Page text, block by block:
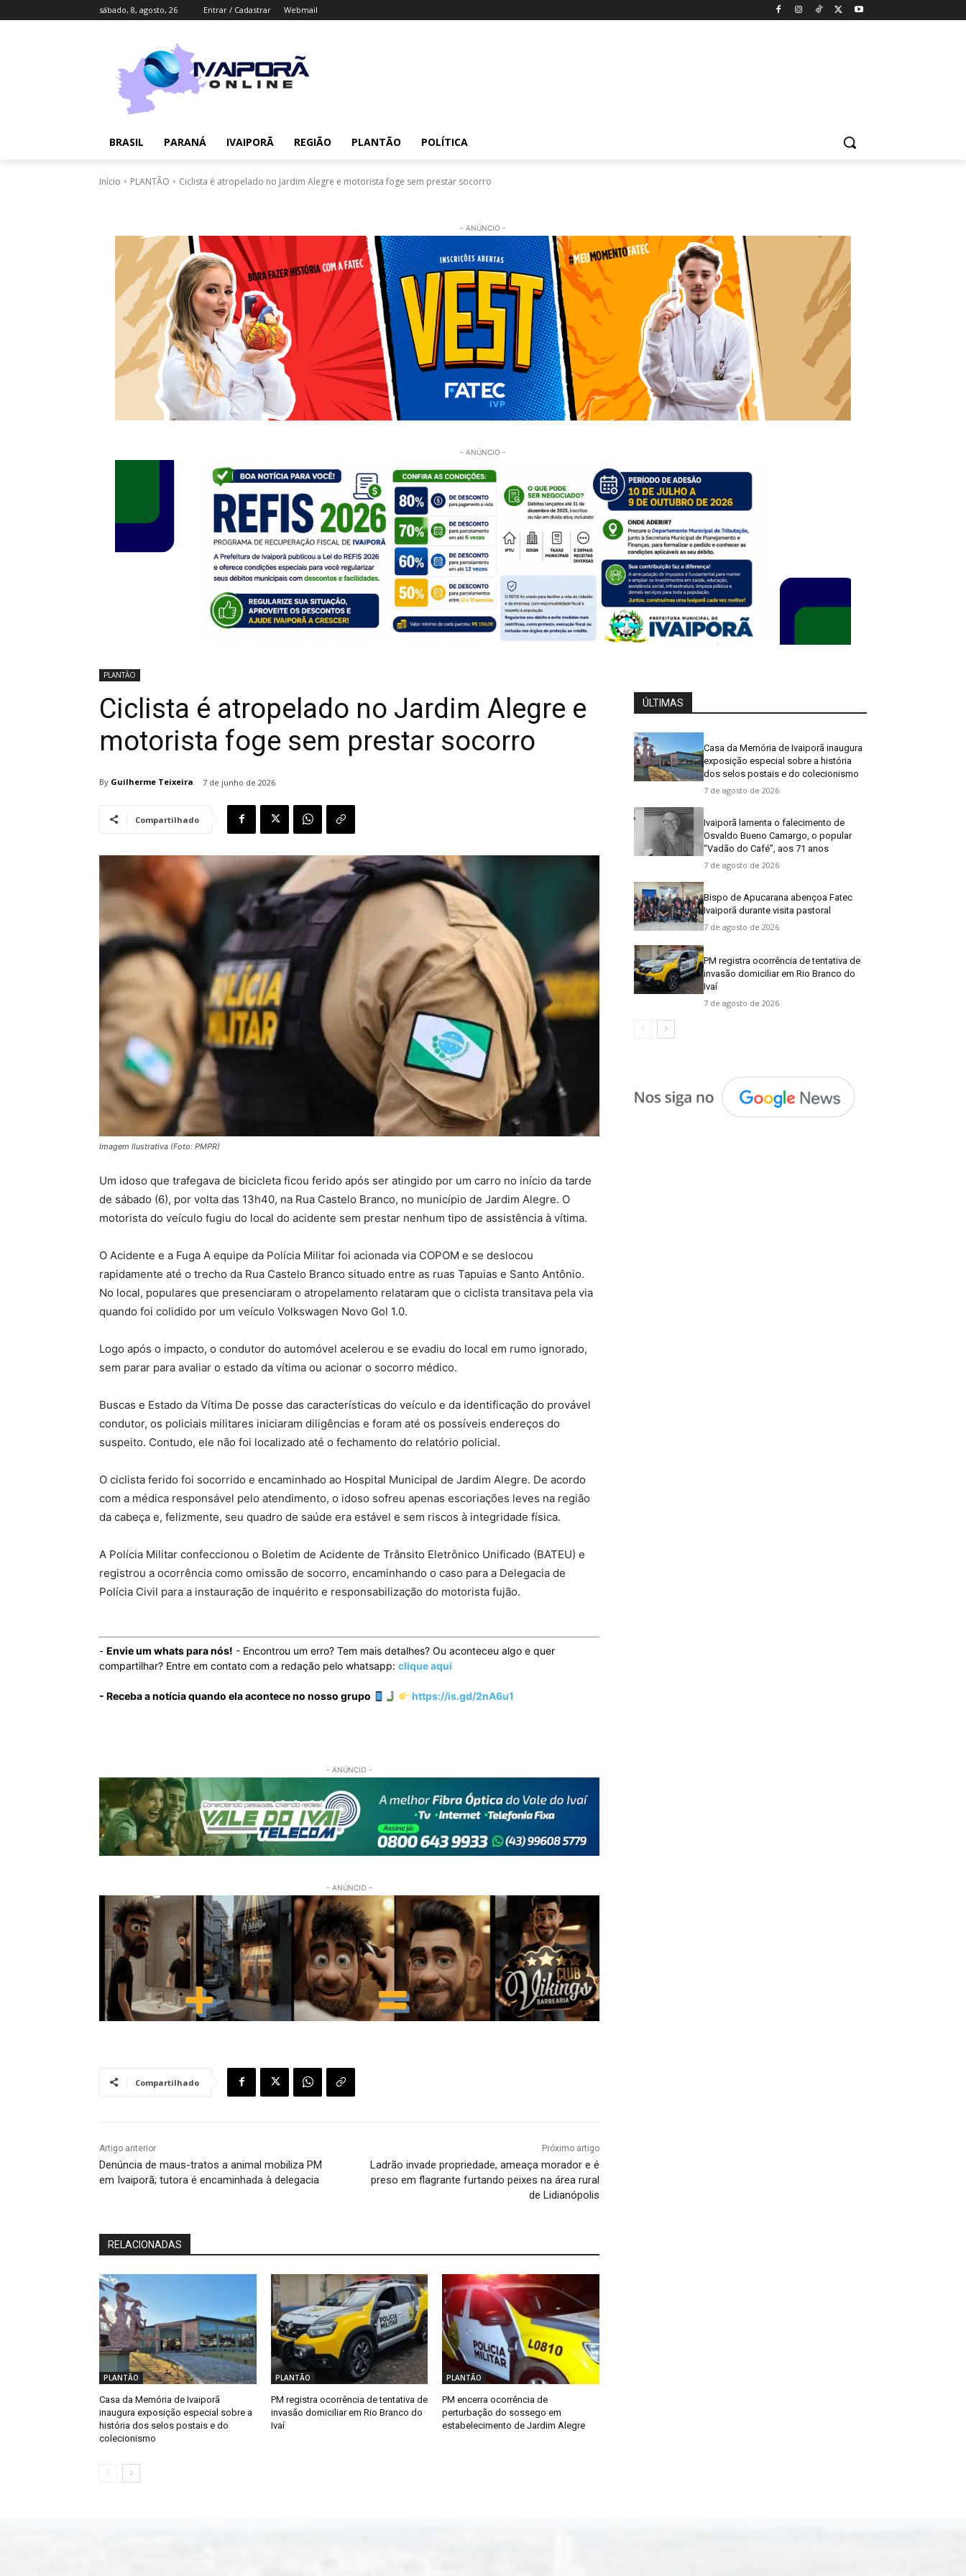
sábado, 8, agosto, 26 Entrar / Cadastrar Webmail
BRASIL PARANÁ IVAIPORÃ REGIÃO PLANTÃO POLÍTICA
Início PLANTÃO Ciclista é atropelado no Jardim Alegre e motorista foge sem prestar socorro
- ANÚNCIO -
- ANÚNCIO -
PLANTÃO
Ciclista é atropelado no Jardim Alegre e
motorista foge sem prestar socorro
By Guilherme Teixeira 7 de junho de 2026
Compartilhado
Imagem Ilustrativa (Foto: PMPR)
Um idoso que trafegava de bicicleta ficou ferido após ser atingido por um carro no início da tarde
de sábado (6), por volta das 13h40, na Rua Castelo Branco, no município de Jardim Alegre. O
motorista do veículo fugiu do local do acidente sem prestar nenhum tipo de assistência à vítima.
O Acidente e a Fuga A equipe da Polícia Militar foi acionada via COPOM e se deslocou
rapidamente até o trecho da Rua Castelo Branco situado entre as ruas Tapuias e Santo Antônio.
No local, populares que presenciaram o atropelamento relataram que o ciclista transitava pela via
quando foi colidido por um veículo Volkswagen Novo Gol 1.0.
Logo após o impacto, o condutor do automóvel acelerou e se evadiu do local em rumo ignorado,
sem parar para avaliar o estado da vítima ou acionar o socorro médico.
Buscas e Estado da Vítima De posse das características do veículo e da identificação do provável
condutor, os policiais militares iniciaram diligências e foram até os possíveis endereços do
suspeito. Contudo, ele não foi localizado até o fechamento do relatório policial.
O ciclista ferido foi socorrido e encaminhado ao Hospital Municipal de Jardim Alegre. De acordo
com a médica responsável pelo atendimento, o idoso sofreu apenas escoriações leves na região
da cabeça e, felizmente, seu quadro de saúde era estável e sem riscos à integridade física.
A Polícia Militar confeccionou o Boletim de Acidente de Trânsito Eletrônico Unificado (BATEU) e
registrou a ocorrência como omissão de socorro, encaminhando o caso para a Delegacia de
Polícia Civil para a instauração de inquérito e responsabilização do motorista fujão.
- Envie um whats para nós! - Encontrou um erro? Tem mais detalhes? Ou aconteceu algo e quer
compartilhar? Entre em contato com a redação pelo whatsapp: clique aqui
- Receba a notícia quando ela acontece no nosso grupo https://is.gd/2nA6u1
- ANÚNCIO -
- ANÚNCIO -
Compartilhado
Artigo anterior
Denúncia de maus-tratos a animal mobiliza PM
em Ivaiporã; tutora é encaminhada à delegacia
Próximo artigo
Ladrão invade propriedade, ameaça morador e é
preso em flagrante furtando peixes na área rural
de Lidianópolis
RELACIONADAS
PLANTÃO
Casa da Memória de Ivaiporã
inaugura exposição especial sobre a
história dos selos postais e do
colecionismo
PLANTÃO
PM registra ocorrência de tentativa de
invasão domiciliar em Rio Branco do
Ivaí
PLANTÃO
PM encerra ocorrência de
perturbação do sossego em
estabelecimento de Jardim Alegre
ÚLTIMAS
Casa da Memória de Ivaiporã inaugura
exposição especial sobre a história
dos selos postais e do colecionismo
7 de agosto de 2026
Ivaiporã lamenta o falecimento de
Osvaldo Bueno Camargo, o popular
“Vadão do Café”, aos 71 anos
7 de agosto de 2026
Bispo de Apucarana abençoa Fatec
Ivaiporã durante visita pastoral
7 de agosto de 2026
PM registra ocorrência de tentativa de
invasão domiciliar em Rio Branco do
Ivaí
7 de agosto de 2026